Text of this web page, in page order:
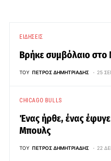
ΕΙΔΉΣΕΙΣ
Βρήκε συμβόλαιο στο
ΤΟΥ ΠΈΤΡΟΣ ΔΗΜΗΤΡΙΆΔΗΣ 25
CHICAGO BULLS
Ένας ήρθε, ένας
Μπουλς
ΤΟΥ ΠΈΤΡΟΣ ΔΗΜΗΤΡΙΆΔΗΣ 22